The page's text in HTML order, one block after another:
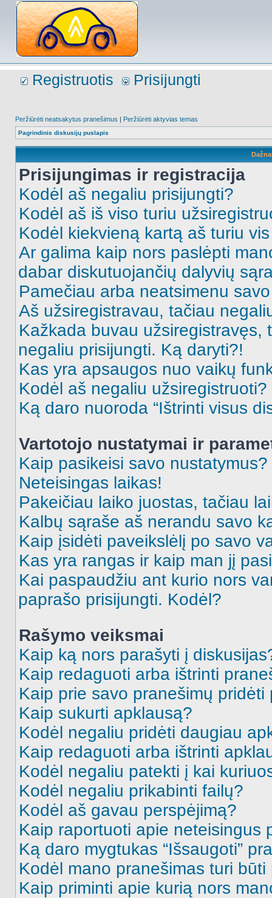
Registruotis Prisijungti
Peržiūrėti neatsakytus pranešimus | Peržiūrėti aktyvias temas
Pagrindinis diskusijų puslapis
Prisijungimas ir registracija
Kodėl aš negaliu prisijungti?
Kodėl aš iš viso turiu
Kodėl kiekvieną kartą aš turiu
Ar galima kaip nors paslėpti
dabar diskutuojančių dalyvių
Pamečiau arba neatsimenu
Aš užsiregistravau, tačiau
Kažkada buvau užsiregistravęs,
negaliu prisijungti. Ką daryti?!
Kas yra apsaugos nuo vaikų
Kodėl aš negaliu užsiregistruoti?
Ką daro nuoroda “Ištrinti visus
Vartotojo nustatymai ir
Kaip pasikeisi savo nustatymus?
Neteisingas laikas!
Pakeičiau laiko juostas, tačiau
Kalbų sąraše aš nerandu savo
Kaip įsidėti paveikslėlį po savo
Kas yra rangas ir kaip man jį
Kai paspaudžiu ant kurio nors
paprašo prisijungti. Kodėl?
Rašymo veiksmai
Kaip ką nors parašyti į
Kaip redaguoti arba ištrinti
Kaip prie savo pranešimų pridėti
Kaip sukurti apklausą?
Kodėl negaliu pridėti daugiau
Kaip redaguoti arba ištrinti
Kodėl negaliu patekti į kai
Kodėl negaliu prikabinti failų?
Kodėl aš gavau perspėjimą?
Kaip raportuoti apie neteisingus
Ką daro mygtukas “Išsaugoti”
Kodėl mano pranešimas turi būti
Kaip priminti apie kurią nors